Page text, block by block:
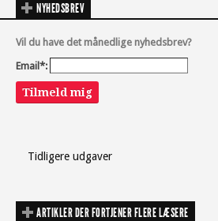
NYHEDSBREV
Vil du have det månedlige nyhedsbrev?
Email*:
Tilmeld mig
Tidligere udgaver
ARTIKLER DER FORTJENER FLERE LÆSERE